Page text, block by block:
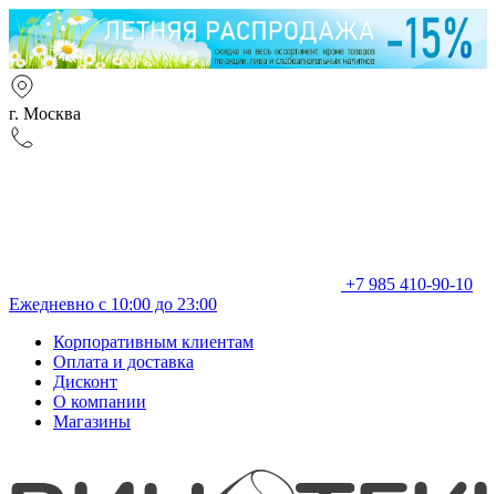
г. Москва
+7 985 410-90-10
Ежедневно с 10:00 до 23:00
Корпоративным клиентам
Оплата и доставка
Дисконт
О компании
Магазины